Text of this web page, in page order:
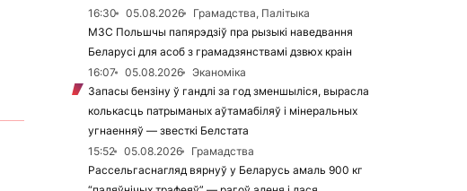
16:30
05.08.2026
Грамадства, Палітыка
МЗС Польшчы папярэдзіў пра рызыкі наведвання
Беларусі для асоб з грамадзянствамі дзвюх краін
16:07
05.08.2026
Эканоміка
Запасы бензіну ў гандлі за год зменшыліся, вырасла
колькасць патрыманых аўтамабіляў і мінеральных
угнаенняў — звесткі Белстата
15:52
05.08.2026
Грамадства
Рассельгаснагляд вярнуў у Беларусь амаль 900 кг